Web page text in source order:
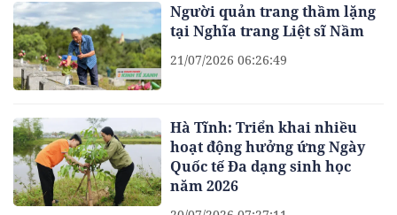
Người quản trang thầm lặng
tại Nghĩa trang Liệt sĩ Nầm
21/07/2026 06:26:49
Hà Tĩnh: Triển khai nhiều
hoạt động hưởng ứng Ngày
Quốc tế Đa dạng sinh học
năm 2026